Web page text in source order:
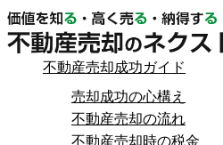
不動産売却成功ガイド
売却成功の心構え
不動産売却の流れ
不動産売却時の税金